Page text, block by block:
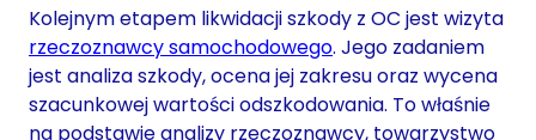
Kolejnym etapem likwidacji szkody z OC jest wizyta
rzeczoznawcy samochodowego. Jego zadaniem
jest analiza szkody, ocena jej zakresu oraz wycena
szacunkowej wartości odszkodowania. To właśnie
na podstawie analizy rzeczoznawcy, towarzystwo